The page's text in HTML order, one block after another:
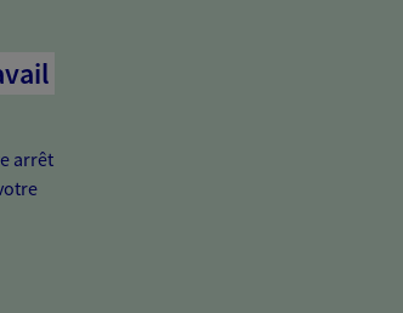
arrêt